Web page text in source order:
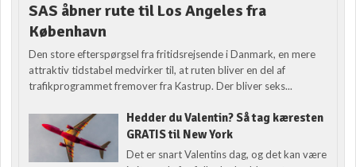
SAS åbner rute til Los Angeles fra
København
Den store efterspørgsel fra fritidsrejsende i Danmark, en mere
attraktiv tidstabel medvirker til, at ruten bliver en del af
trafikprogrammet fremover fra Kastrup. Der bliver seks...
Hedder du Valentin? Så tag kæresten
GRATIS til New York
Det er snart Valentins dag, og det kan være